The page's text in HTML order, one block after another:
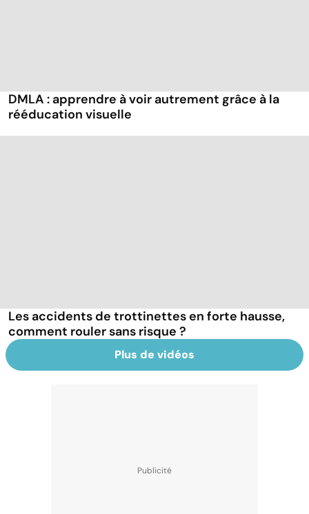
DMLA : apprendre à voir autrement grâce à la
rééducation visuelle
Les accidents de trottinettes en forte hausse,
comment rouler sans risque ?
Plus de vidéos